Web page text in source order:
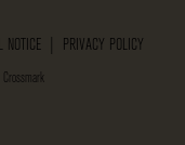
NOTICE PRIVACY POLICY
Crossmark